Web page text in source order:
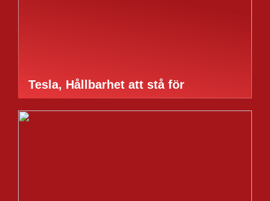
Tesla, Hållbarhet att stå för